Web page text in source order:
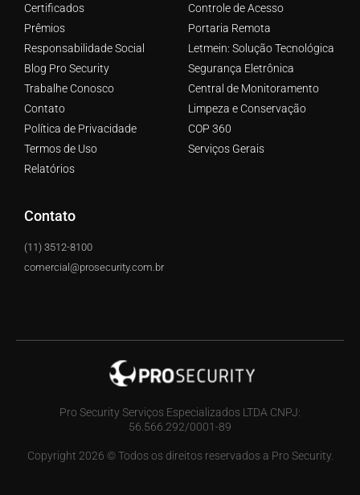
Certificados
Prêmios
Responsabilidade Social
Blog Pro Security
Trabalhe Conosco
Contato
Política de Privacidade
Termos de Uso
Relatórios
Controle de Acesso
Portaria Remota
Letmein: Solução Tecnológica
Segurança Eletrônica
Central de Monitoramento
Limpeza e Conservação
COP 360
Serviços Gerais
Contato
(11) 3512-8100
comercial@prosecurity.com.br
Pro Security Serviços Especializados LTDA CNPJ:
56.566.292/0001-89
Copyright 2026 © Todos os direitos reservados a Pro Security.